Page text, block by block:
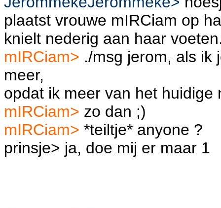
plaatst vrouwe mIRCiam op
knielt nederig aan haar
mIRCiam> ./msg jerom, als ik
meer,
opdat ik meer van het huidige
mIRCiam> zo dan ;)
mIRCiam> *teiltje* anyone ?
prinsje> ja, doe mij er maar 1